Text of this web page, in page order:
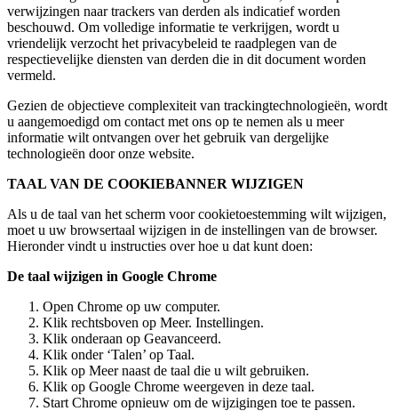
verwijzingen naar trackers van derden als indicatief worden
beschouwd. Om volledige informatie te verkrijgen, wordt u
vriendelijk verzocht het privacybeleid te raadplegen van de
respectievelijke diensten van derden die in dit document worden
vermeld.
Gezien de objectieve complexiteit van trackingtechnologieën, wordt
u aangemoedigd om contact met ons op te nemen als u meer
informatie wilt ontvangen over het gebruik van dergelijke
technologieën door onze website.
TAAL VAN DE COOKIEBANNER WIJZIGEN
Als u de taal van het scherm voor cookietoestemming wilt wijzigen,
moet u uw browsertaal wijzigen in de instellingen van de browser.
Hieronder vindt u instructies over hoe u dat kunt doen:
De taal wijzigen in Google Chrome
Open Chrome op uw computer.
Klik rechtsboven op Meer. Instellingen.
Klik onderaan op Geavanceerd.
Klik onder ‘Talen’ op Taal.
Klik op Meer naast de taal die u wilt gebruiken.
Klik op Google Chrome weergeven in deze taal.
Start Chrome opnieuw om de wijzigingen toe te passen.